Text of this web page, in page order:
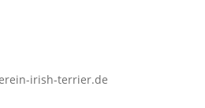
irish-terrier.de